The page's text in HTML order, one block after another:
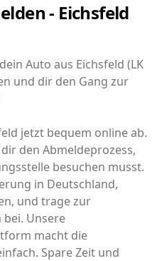
- Eichsfeld
Auto aus Eichsfeld (LK
und dir den Gang zur
jetzt bequem online ab.
den Abmeldeprozess,
besuchen musst.
in Deutschland,
und trage zur
Unsere
macht die
Spare Zeit und